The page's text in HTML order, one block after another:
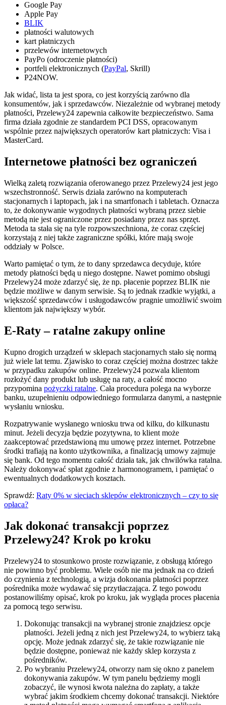
Google Pay
Apple Pay
BLIK
płatności walutowych
kart płatniczych
przelewów internetowych
PayPo (odroczenie płatności)
portfeli elektronicznych (PayPal, Skrill)
P24NOW.
Jak widać, lista ta jest spora, co jest korzyścią zarówno dla
konsumentów, jak i sprzedawców. Niezależnie od wybranej metody
płatności, Przelewy24 zapewnia całkowite bezpieczeństwo. Sama
firma działa zgodnie ze standardem PCI DSS, opracowanym
wspólnie przez największych operatorów kart płatniczych: Visa i
MasterCard.
Internetowe płatności bez ograniczeń
Wielką zaletą rozwiązania oferowanego przez Przelewy24 jest jego
wszechstronność. Serwis działa zarówno na komputerach
stacjonarnych i laptopach, jak i na smartfonach i tabletach. Oznacza
to, że dokonywanie wygodnych płatności wybraną przez siebie
metodą nie jest ograniczone przez posiadany przez nas sprzęt.
Metoda ta stała się na tyle rozpowszechniona, że coraz częściej
korzystają z niej także zagraniczne spółki, które mają swoje
oddziały w Polsce.
Warto pamiętać o tym, że to dany sprzedawca decyduje, które
metody płatności będą u niego dostępne. Nawet pomimo obsługi
Przelewy24 może zdarzyć się, że np. płacenie poprzez BLIK nie
będzie możliwe w danym serwisie. Są to jednak rzadkie wyjątki, a
większość sprzedawców i usługodawców pragnie umożliwić swoim
klientom jak największy wybór.
E-Raty – ratalne zakupy online
Kupno drogich urządzeń w sklepach stacjonarnych stało się normą
już wiele lat temu. Zjawisko to coraz częściej można dostrzec także
w przypadku zakupów online. Przelewy24 pozwala klientom
rozłożyć dany produkt lub usługę na raty, a całość mocno
przypomina pożyczki ratalne. Cała procedura polega na wyborze
banku, uzupełnieniu odpowiedniego formularza danymi, a następnie
wysłaniu wniosku.
Rozpatrywanie wysłanego wniosku trwa od kilku, do kilkunastu
minut. Jeżeli decyzja będzie pozytywna, to klient może
zaakceptować przedstawioną mu umowę przez internet. Potrzebne
środki trafiają na konto użytkownika, a finalizacją umowy zajmuje
się bank. Od tego momentu całość działa tak, jak chwilówka ratalna.
Należy dokonywać spłat zgodnie z harmonogramem, i pamiętać o
ewentualnych dodatkowych kosztach.
Sprawdź: Raty 0% w sieciach sklepów elektronicznych – czy to się
opłaca?
Jak dokonać transakcji poprzez
Przelewy24? Krok po kroku
Przelewy24 to stosunkowo proste rozwiązanie, z obsługą którego
nie powinno być problemu. Wiele osób nie ma jednak na co dzień
do czynienia z technologią, a wizja dokonania płatności poprzez
pośrednika może wydawać się przytłaczająca. Z tego powodu
postanowiliśmy opisać, krok po kroku, jak wygląda proces płacenia
za pomocą tego serwisu.
Dokonując transakcji na wybranej stronie znajdziesz opcje
płatności. Jeżeli jedną z nich jest Przelewy24, to wybierz taką
opcję. Może jednak zdarzyć się, że takie rozwiązanie nie
będzie dostępne, ponieważ nie każdy sklep korzysta z
pośredników.
Po wybraniu Przelewy24, otworzy nam się okno z panelem
dokonywania zakupów. W tym panelu będziemy mogli
zobaczyć, ile wynosi kwota należna do zapłaty, a także
wybrać jakim środkiem chcemy dokonać transakcji. Niektóre